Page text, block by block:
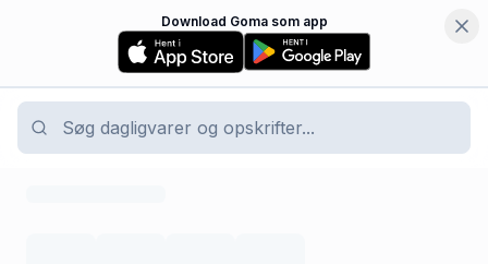
Download Goma som app